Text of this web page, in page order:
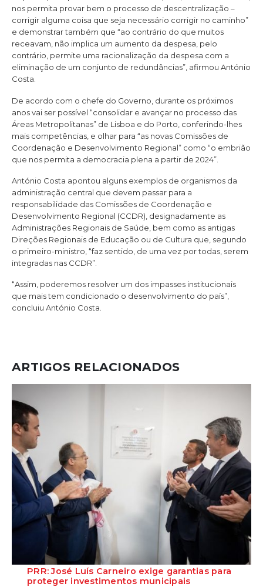
nos permita provar bem o processo de descentralização –
corrigir alguma coisa que seja necessário corrigir no caminho”
e demonstrar também que “ao contrário do que muitos
receavam, não implica um aumento da despesa, pelo
contrário, permite uma racionalização da despesa com a
eliminação de um conjunto de redundâncias”, afirmou António
Costa.
De acordo com o chefe do Governo, durante os próximos
anos vai ser possível “consolidar e avançar no processo das
Áreas Metropolitanas” de Lisboa e do Porto, conferindo-lhes
mais competências, e olhar para “as novas Comissões de
Coordenação e Desenvolvimento Regional” como “o embrião
que nos permita a democracia plena a partir de 2024”.
António Costa apontou alguns exemplos de organismos da
administração central que devem passar para a
responsabilidade das Comissões de Coordenação e
Desenvolvimento Regional (CCDR), designadamente as
Administrações Regionais de Saúde, bem como as antigas
Direções Regionais de Educação ou de Cultura que, segundo
o primeiro-ministro, “faz sentido, de uma vez por todas, serem
integradas nas CCDR”.
“Assim, poderemos resolver um dos impasses institucionais
que mais tem condicionado o desenvolvimento do país”,
concluiu António Costa.
ARTIGOS RELACIONADOS
PRR: José Luís Carneiro exige garantias para
proteger investimentos municipais